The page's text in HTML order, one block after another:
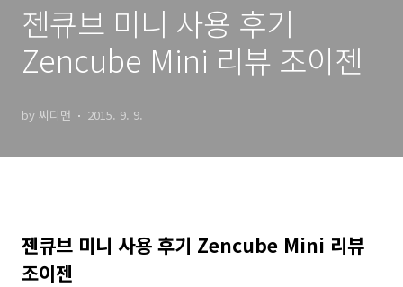
젠큐브 미니 사용 후기
Zencube Mini 리뷰 조이젠
by 씨디맨 2015. 9. 9.
젠큐브 미니 사용 후기 Zencube Mini 리뷰
조이젠